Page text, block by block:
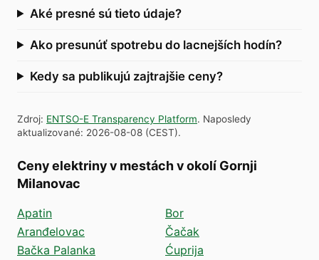
Aké presné sú tieto údaje?
Ako presunúť spotrebu do lacnejších hodín?
Kedy sa publikujú zajtrajšie ceny?
Zdroj: ENTSO-E Transparency Platform. Naposledy
aktualizované: 2026-08-08 (CEST).
Ceny elektriny v mestách v okolí Gornji
Milanovac
Apatin
Aranđelovac
Bačka Palanka
Bor
Čačak
Ćuprija